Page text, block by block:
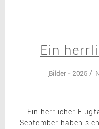
Ein
Bilder - 2025 /
Ein herrlicher
September haben